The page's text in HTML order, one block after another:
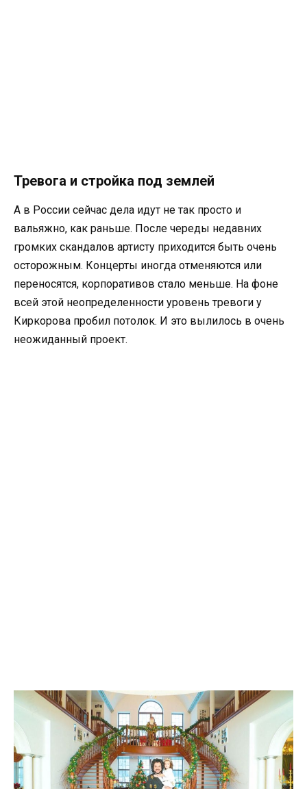
Тревога и стройка под землей
А в России сейчас дела идут не так просто и
вальяжно, как раньше. После череды недавних
громких скандалов артисту приходится быть очень
осторожным. Концерты иногда отменяются или
переносятся, корпоративов стало меньше. На фоне
всей этой неопределенности уровень тревоги у
Киркорова пробил потолок. И это вылилось в очень
неожиданный проект.